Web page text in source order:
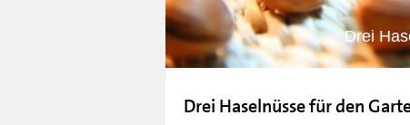
Drei
Drei Haselnüsse für den